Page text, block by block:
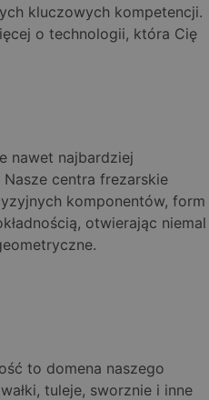
kluczowych kompetencji.
o technologii, która Cię
nawet najbardziej
centra frezarskie
komponentów, form
otwierając niemal
to domena naszego
tuleje, sworznie i inne